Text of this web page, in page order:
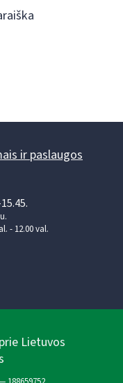
ir paslaugos
- 12.00 val.
Lietuvos